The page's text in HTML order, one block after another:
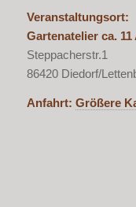
Veranstaltungsort:
Gartenatelier ca.
Steppacherstr.1
86420 Diedorf/
Anfahrt: Größere